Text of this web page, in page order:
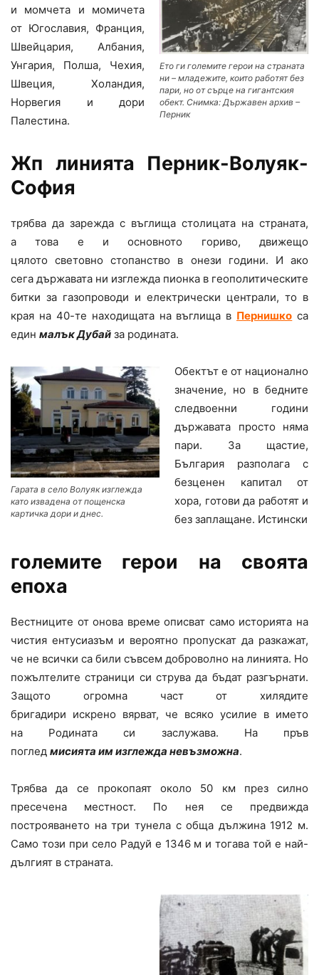
Ето ги големите герои на страната
ни – младежите, които работят без
пари, но от сърце на гигантския
обект. Снимка: Държавен архив –
Перник
и момчета и момичета
от Югославия, Франция,
Швейцария, Албания,
Унгария, Полша, Чехия,
Швеция, Холандия,
Норвегия и дори
Палестина.
Жп линията Перник-Волуяк-
София
трябва да зарежда с въглища столицата на страната,
а това е и основното гориво, движещо
цялото световно стопанство в онези години. И ако
сега държавата ни изглежда пионка в геополитическите
битки за газопроводи и електрически централи, то в
края на 40-те находищата на въглища в Пернишко са
един малък Дубай за родината.
Гарата в село Волуяк изглежда
като извадена от пощенска
картичка дори и днес.
Обектът е от национално
значение, но в бедните
следвоенни години
държавата просто няма
пари. За щастие,
България разполага с
безценен капитал от
хора, готови да работят и
без заплащане. Истински
големите герои на своята
епоха
Вестниците от онова време описват само историята на
чистия ентусиазъм и вероятно пропускат да разкажат,
че не всички са били съвсем доброволно на линията. Но
пожълтелите страници си струва да бъдат разгърнати.
Защото огромна част от хилядите
бригадири искрено вярват, че всяко усилие в името
на Родината си заслужава. На пръв
поглед мисията им изглежда невъзможна.
Трябва да се прокопаят около 50 км през силно
пресечена местност. По нея се предвижда
построяването на три тунела с обща дължина 1912 м.
Само този при село Радуй е 1346 м и тогава той е най-
дългият в страната.